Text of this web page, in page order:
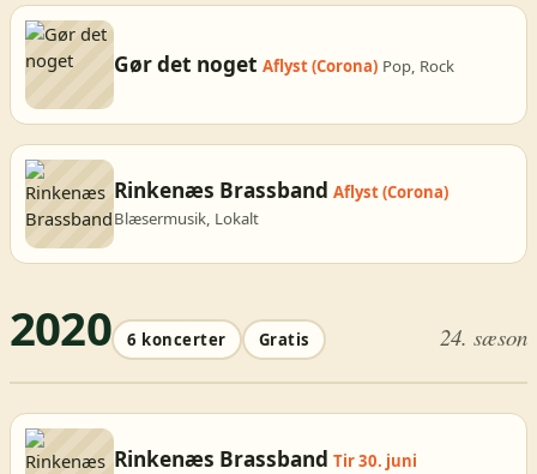
Gør det noget Aflyst (Corona) Pop, Rock
Rinkenæs Brassband Aflyst (Corona)
Blæsermusik, Lokalt
2020 6 koncerter Gratis 24. sæson
Rinkenæs Brassband Tir 30. juni